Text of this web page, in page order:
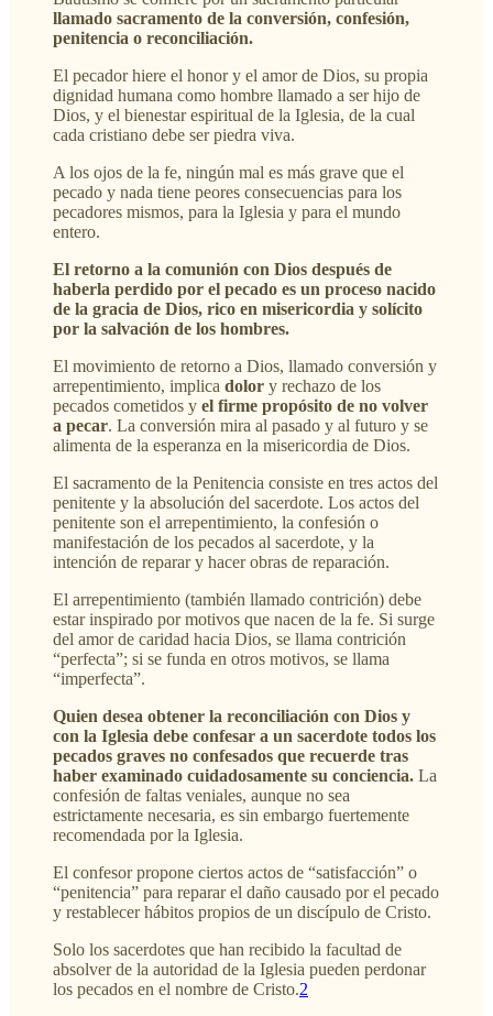
llamado sacramento de la conversión, confesión,
penitencia o reconciliación.
El pecador hiere el honor y el amor de Dios, su propia
dignidad humana como hombre llamado a ser hijo de
Dios, y el bienestar espiritual de la Iglesia, de la cual
cada cristiano debe ser piedra viva.
A los ojos de la fe, ningún mal es más grave que el
pecado y nada tiene peores consecuencias para los
pecadores mismos, para la Iglesia y para el mundo
entero.
El retorno a la comunión con Dios después de
haberla perdido por el pecado es un proceso nacido
de la gracia de Dios, rico en misericordia y solícito
por la salvación de los hombres.
El movimiento de retorno a Dios, llamado conversión y
arrepentimiento, implica dolor y rechazo de los
pecados cometidos y el firme propósito de no volver
a pecar. La conversión mira al pasado y al futuro y se
alimenta de la esperanza en la misericordia de Dios.
El sacramento de la Penitencia consiste en tres actos del
penitente y la absolución del sacerdote. Los actos del
penitente son el arrepentimiento, la confesión o
manifestación de los pecados al sacerdote, y la
intención de reparar y hacer obras de reparación.
El arrepentimiento (también llamado contrición) debe
estar inspirado por motivos que nacen de la fe. Si surge
del amor de caridad hacia Dios, se llama contrición
“perfecta”; si se funda en otros motivos, se llama
“imperfecta”.
Quien desea obtener la reconciliación con Dios y
con la Iglesia debe confesar a un sacerdote todos los
pecados graves no confesados que recuerde tras
haber examinado cuidadosamente su conciencia. La
confesión de faltas veniales, aunque no sea
estrictamente necesaria, es sin embargo fuertemente
recomendada por la Iglesia.
El confesor propone ciertos actos de “satisfacción” o
“penitencia” para reparar el daño causado por el pecado
y restablecer hábitos propios de un discípulo de Cristo.
Solo los sacerdotes que han recibido la facultad de
absolver de la autoridad de la Iglesia pueden perdonar
los pecados en el nombre de Cristo.2